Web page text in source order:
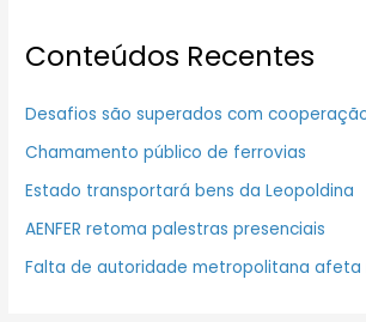
Conteúdos Recentes
Desafios são superados com
Chamamento público de ferrovias
Estado transportará bens da Leopoldina
AENFER retoma palestras presenciais
Falta de autoridade metropolitana afeta